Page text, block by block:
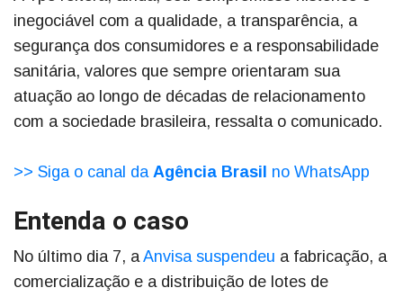
inegociável com a qualidade, a transparência, a
segurança dos consumidores e a responsabilidade
sanitária, valores que sempre orientaram sua
atuação ao longo de décadas de relacionamento
com a sociedade brasileira, ressalta o comunicado.
>> Siga o canal da Agência Brasil no WhatsApp
Entenda o caso
No último dia 7, aAnvisa suspendeu a fabricação, a
comercialização e a distribuição de lotes de